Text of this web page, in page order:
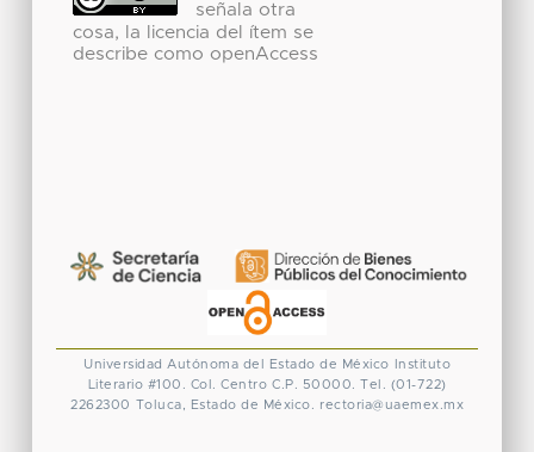
señala otra
cosa, la licencia del ítem se
describe como openAccess
Universidad Autónoma del Estado de México
Instituto
Literario #100. Col. Centro C.P. 50000. Tel. (01-722)
2262300 Toluca, Estado de México. rectoria@uaemex.mx